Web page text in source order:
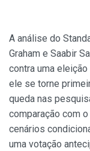
A análise do
Graham e Saabir
contra uma
ele se torne
queda nas
comparação com
cenários
uma votação